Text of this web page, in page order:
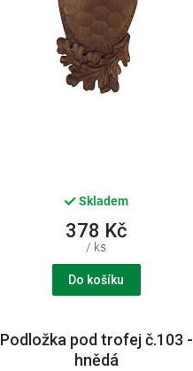
Skladem
378 Kč
/ ks
Do košíku
Podložka pod trofej č.103 -
hnědá